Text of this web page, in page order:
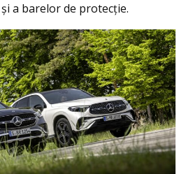
a barelor de protecţie.